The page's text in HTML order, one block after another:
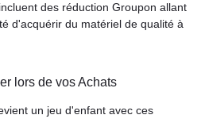
des réduction Groupon allant
d'acquérir du matériel de qualité à
lors de vos Achats
un jeu d'enfant avec ces